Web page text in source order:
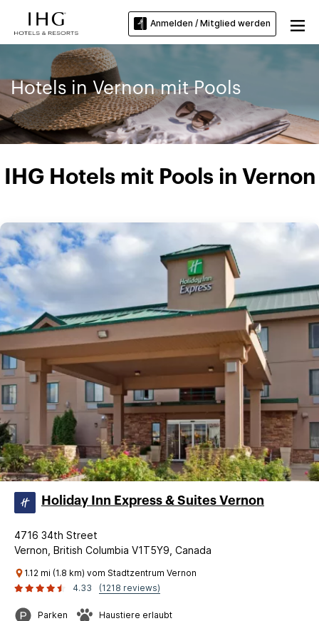
Anmelden / Mitglied werden
Hotels in Vernon mit Pools
IHG Hotels mit Pools in Vernon
Holiday Inn Express & Suites Vernon
4716 34th Street
Vernon, British Columbia V1T5Y9, Canada
1.12 mi (1.8 km) vom Stadtzentrum Vernon
4.33
(1218 reviews)
Parken Haustiere erlaubt